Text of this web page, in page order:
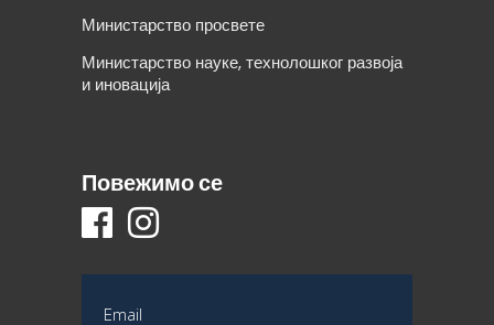
Министарство просвете
Министарство науке, технолошког развоја
и иновација
Повежимо се